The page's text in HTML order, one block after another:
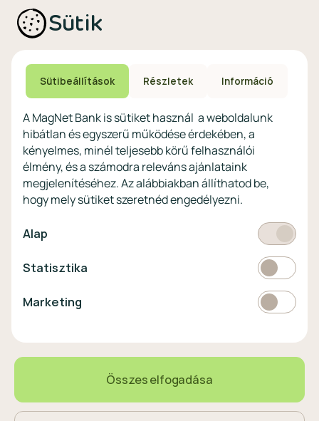
Ajánlataink non-
profitoknak
számlacsomagok
Megtakarítások non-
profitoknak
Digitális szolgáltatások non-
profitoknak
eszközökön
Vértezze fel magát a
kibercsalásokkal
szemben!
Látogasson el a KiberPajzs
honlapra!
választó
EUR
Magyar
Sütik
Sütibeállítások Részletek Információ
A MagNet Bank is sütiket használ a weboldalunk
hibátlan és egyszerű működése érdekében, a
kényelmes, minél teljesebb körű felhasználói
élmény, és a számodra releváns ajánlataink
megjelenítéséhez. Az alábbiakban állíthatod be,
hogy mely sütiket szeretnéd engedélyezni.
Alap Kötelező
Statisztika Statisztikai
Marketing Marketing
Összes elfogadása